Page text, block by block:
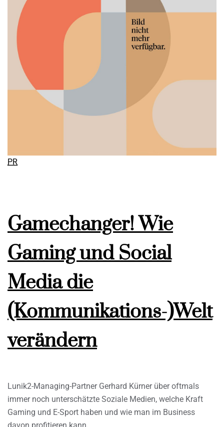
PR
Gamechanger! Wie
Gaming und Social
Media die
(Kommunikations-)Welt
verändern
Lunik2-Managing-Partner Gerhard Kürner über oftmals
immer noch unterschätzte Soziale Medien, welche Kraft
Gaming und E-Sport haben und wie man im Business